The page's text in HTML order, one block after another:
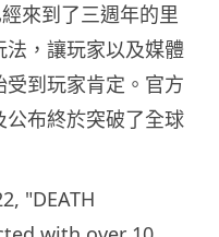
來到了三週年的里
，讓玩家以及媒體
到玩家肯定。官方
布終於突破了全球
"DEATH